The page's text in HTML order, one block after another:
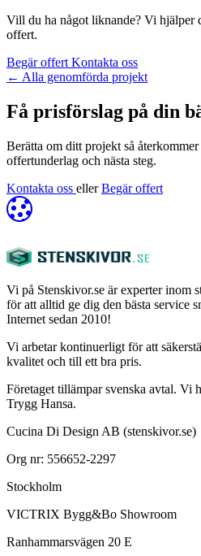
Vill du ha något liknande? Vi hjälper
offert.
Begär offert Kontakta oss
← Alla genomförda projekt
Få prisförslag på din
Berätta om ditt projekt så
offertunderlag och nästa steg.
Kontakta oss eller Begär offert
Vi på Stenskivor.se är experter inom
för att alltid ge dig den bästa service
Internet sedan 2010!
Vi arbetar kontinuerligt för att
kvalitet och till ett bra pris.
Företaget tillämpar svenska avtal. Vi
Trygg Hansa.
Cucina Di Design AB (stenskivor.se)
Org nr: 556652-2297
Stockholm
VICTRIX Bygg&Bo Showroom
Ranhammarsvägen 20 E